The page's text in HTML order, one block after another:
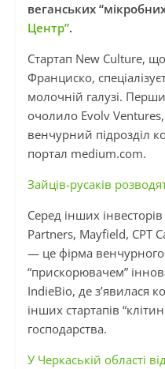
веганських
Центр”.
Стартап New Culture,
Франциско,
молочній галузі.
очолило Evolv
венчурний підрозділ
портал medium.com.
Зайців-русаків
Серед інших
Partners, Mayfield, CPT
— це фірма венчурного
“прискорювачем”
IndieBio, де з’явилася
інших стартапів
господарства.
У Черкаській області